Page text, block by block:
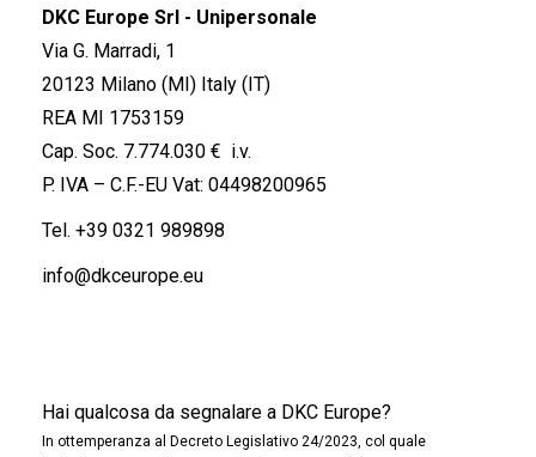
DKC Europe Srl - Unipersonale
Via G. Marradi, 1
20123 Milano (MI) Italy (IT)
REA MI 1753159
Cap. Soc. 7.774.030 € i.v.
P. IVA – C.F.-EU Vat: 04498200965
Tel. +39 0321 989898
info@dkceurope.eu
Hai qualcosa da segnalare a DKC Europe?
In ottemperanza al Decreto Legislativo 24/2023, col quale